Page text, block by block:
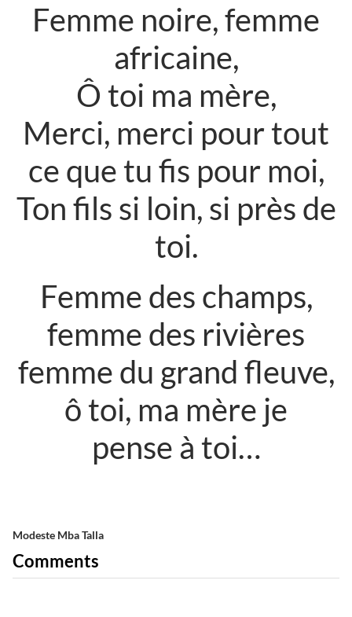
Femme noire, femme
africaine,
Ô toi ma mère,
Merci, merci pour tout
ce que tu fis pour moi,
Ton fils si loin, si près de
toi.
Femme des champs,
femme des rivières
femme du grand fleuve,
ô toi, ma mère je
pense à toi…
Modeste Mba Talla
Comments